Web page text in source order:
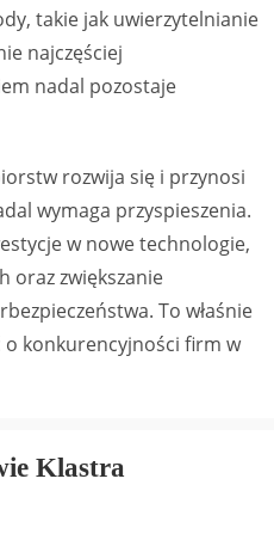
takie jak uwierzytelnianie
najczęściej
nadal pozostaje
rozwija się i przynosi
wymaga przyspieszenia.
w nowe technologie,
oraz zwiększanie
To właśnie
konkurencyjności firm w
Klastra